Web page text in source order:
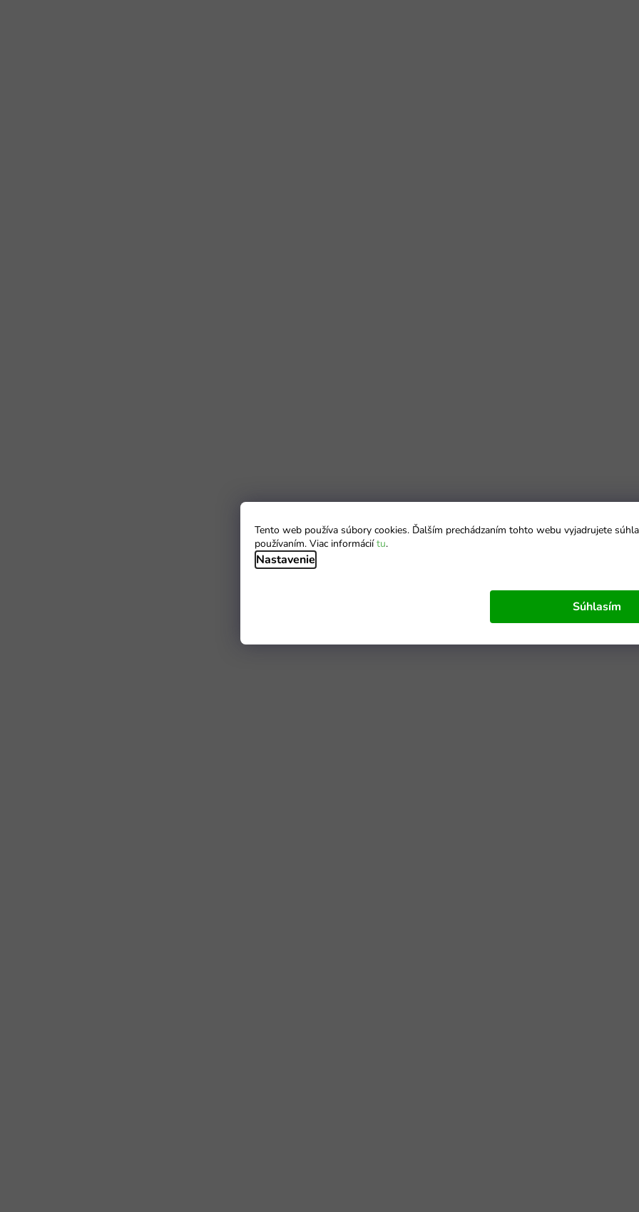
Tento web používa súbory cookies. Ďalším prechádzaním tohto webu vyjadrujete
používaním. Viac informáciítu.
Nastavenie
Súhlasím